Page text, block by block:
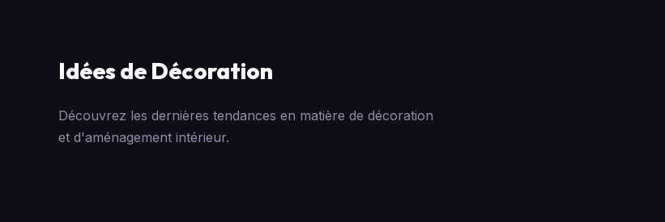
Idées de Décoration
Découvrez les dernières tendances en matière de décoration
et d'aménagement intérieur.